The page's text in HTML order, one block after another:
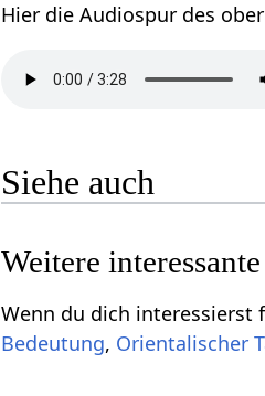
Hier die Audiospur des
Siehe auch
Weitere
Wenn du dich interessierst
Bedeutung, Orientalischer